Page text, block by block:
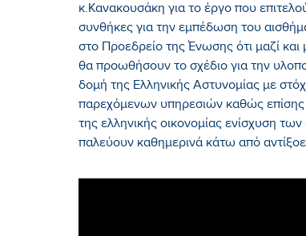
κ.Κανακουσάκη για το έργο που
συνθήκες για την εμπέδωση του
στο Προεδρείο της Ένωσης ότι μαζί
θα προωθήσουν το σχέδιο για την
δομή της Ελληνικής Αστυνομίας με
παρεχόμενων υπηρεσιών καθώς επίσης
της ελληνικής οικονομίας ενίσχυση
παλεύουν καθημερινά κάτω από